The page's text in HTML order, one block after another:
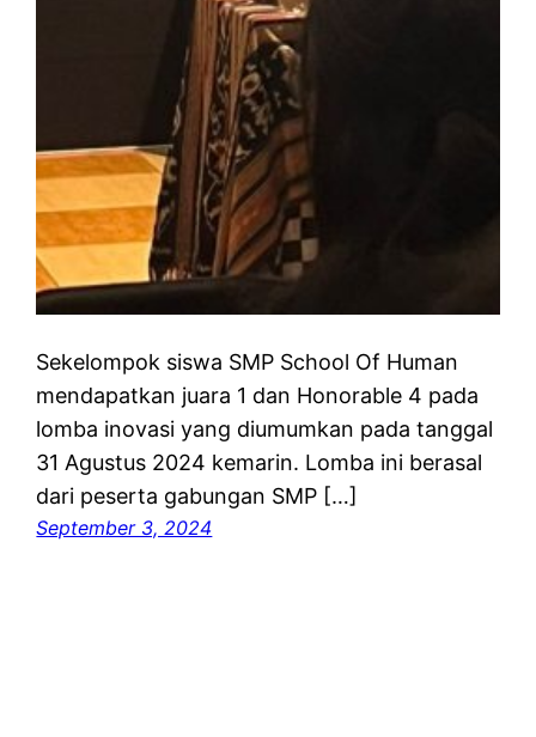
Sekelompok siswa SMP School Of Human
mendapatkan juara 1 dan Honorable 4 pada
lomba inovasi yang diumumkan pada tanggal
31 Agustus 2024 kemarin. Lomba ini berasal
dari peserta gabungan SMP […]
September 3, 2024